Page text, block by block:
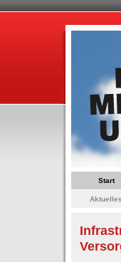
Start
Aktuelles